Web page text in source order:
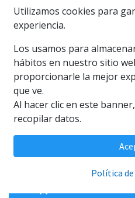
Seachem Tidal
(0 reseña)
Seachem Tidal 35
52,95€
Utilizamos cookies para
experiencia.
Los usamos para
hábitos en nuestro sitio
proporcionarle la mejor
que ve.
Al hacer clic en este
recopilar datos.
Política